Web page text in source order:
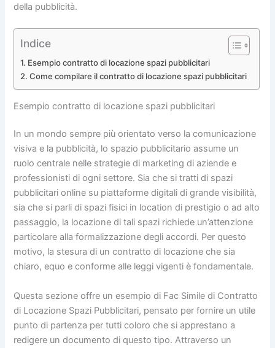
della pubblicità.
Indice
Esempio contratto di locazione spazi pubblicitari
Come compilare il contratto di locazione spazi pubblicitari
Esempio contratto di locazione spazi pubblicitari
In un mondo sempre più orientato verso la comunicazione
visiva e la pubblicità, lo spazio pubblicitario assume un
ruolo centrale nelle strategie di marketing di aziende e
professionisti di ogni settore. Sia che si tratti di spazi
pubblicitari online su piattaforme digitali di grande visibilità,
sia che si parli di spazi fisici in location di prestigio o ad alto
passaggio, la locazione di tali spazi richiede un’attenzione
particolare alla formalizzazione degli accordi. Per questo
motivo, la stesura di un contratto di locazione che sia
chiaro, equo e conforme alle leggi vigenti è fondamentale.
Questa sezione offre un esempio di Fac Simile di Contratto
di Locazione Spazi Pubblicitari, pensato per fornire un utile
punto di partenza per tutti coloro che si apprestano a
redigere un documento di questo tipo. Attraverso un